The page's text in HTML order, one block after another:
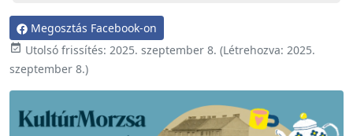
Megosztás Facebook-on
 Utolsó frissítés: 2025. szeptember 8. (Létrehozva: 2025.
szeptember 8.)